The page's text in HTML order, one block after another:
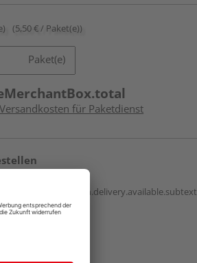
(5,50 € / Paket(e))
Paket(e)
für Paketdienst